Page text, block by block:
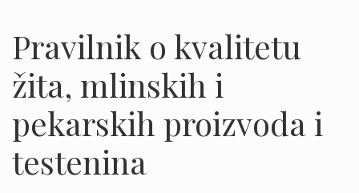
Pravilnik o kvalitetu
žita, mlinskih i
pekarskih proizvoda i
testenina